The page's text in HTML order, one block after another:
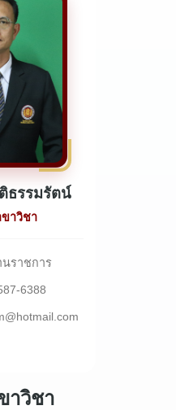
ธรรมรัตน์
าวิชา
ราชการ
6388
าวิชา